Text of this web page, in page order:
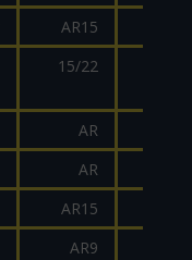
AR15
15/22
AR
AR
AR15
AR9